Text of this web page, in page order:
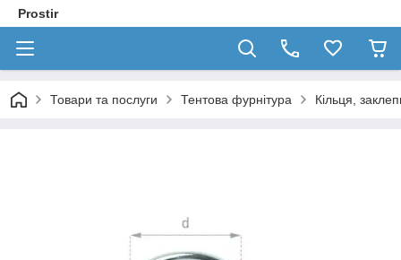
Prostir
Товари та послуги Тентова фурнітура Кільця,